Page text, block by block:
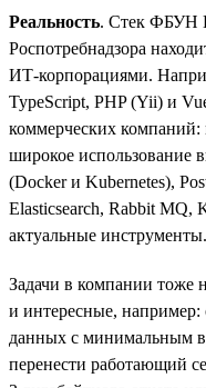
Реальность. Стек ФБУН
Роспотребнадзора
ИТ-корпорациями.
TypeScript, PHP (Yii) и
коммерческих компаний:
широкое использование
(Docker и Kubernetes),
Elasticsearch, Rabbit MQ,
актуальные инструменты.
Задачи в компании тоже
и интересные, например:
данных с минимальным
перенести работающий